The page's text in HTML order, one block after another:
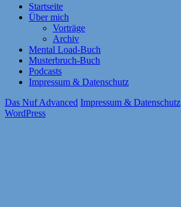
Startseite
Über mich
Vorträge
Archiv
Mental Load-Buch
Musterbruch-Buch
Podcasts
Impressum & Datenschutz
Das Nuf Advanced Impressum & Datenschutz
WordPress